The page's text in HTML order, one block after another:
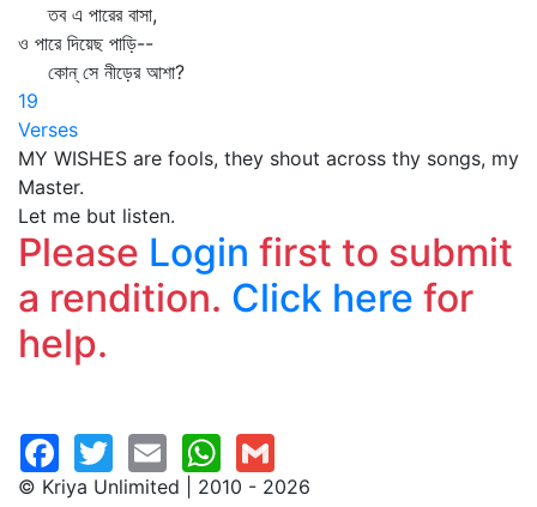
তব এ পারের বাসা,
ও পারে দিয়েছ পাড়ি--
কোন্‌ সে নীড়ের আশা?
19
Verses
MY WISHES are fools, they shout across thy songs, my
Master.
Let me but listen.
Please Login first to submit
a rendition. Click here for
help.
© Kriya Unlimited | 2010 - 2026